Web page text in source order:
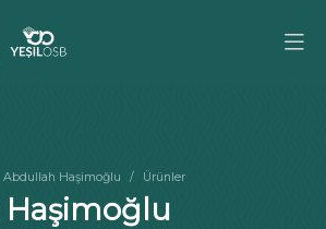
Abdullah Haşimoğlu Ürünler